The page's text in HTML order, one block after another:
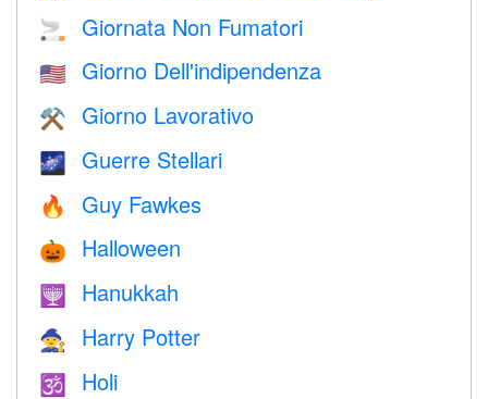
🚬 Giornata Non Fumatori
🇺🇸 Giorno Dell'indipendenza
⚒️ Giorno Lavorativo
🌌 Guerre Stellari
🔥 Guy Fawkes
🎃 Halloween
🕎 Hanukkah
🧙 Harry Potter
🕉 Holi